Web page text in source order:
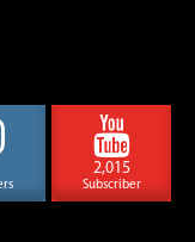
2,015
Subscriber